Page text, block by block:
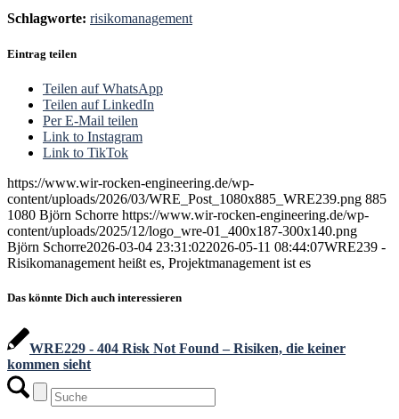
Schlagworte: risikomanagement
Eintrag teilen
Teilen auf WhatsApp
Teilen auf LinkedIn
Per E-Mail teilen
Link to Instagram
Link to TikTok
https://www.wir-rocken-engineering.de/wp-
content/uploads/2026/03/WRE_Post_1080x885_WRE239.png 885
1080 Björn Schorre https://www.wir-rocken-engineering.de/wp-
content/uploads/2025/12/logo_wre-01_400x187-300x140.png
Björn Schorre2026-03-04 23:31:022026-05-11 08:44:07WRE239 -
Risikomanagement heißt es, Projektmanagement ist es
Das könnte Dich auch interessieren
WRE229 - 404 Risk Not Found – Risiken, die keiner
kommen sieht